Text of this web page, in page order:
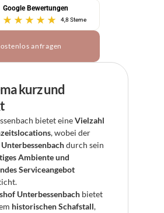
Google Bewertungen
4,8 Sterne
anfragen
kurz und
bietet eine Vielzahl
Ambiente und
Serviceangebot
Unterbessenbach bietet
historischen Schafstall,